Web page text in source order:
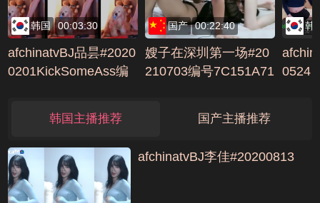
韩国 00:03:30
afchinatvBJ品昙#2020
0201KickSomeAss编
国产 00:22:40
嫂子在深圳第一场#20
210703编号7C151A71
韩
0524
韩国主播推荐 国产主播推荐
afchinatvBJ李佳#20200813